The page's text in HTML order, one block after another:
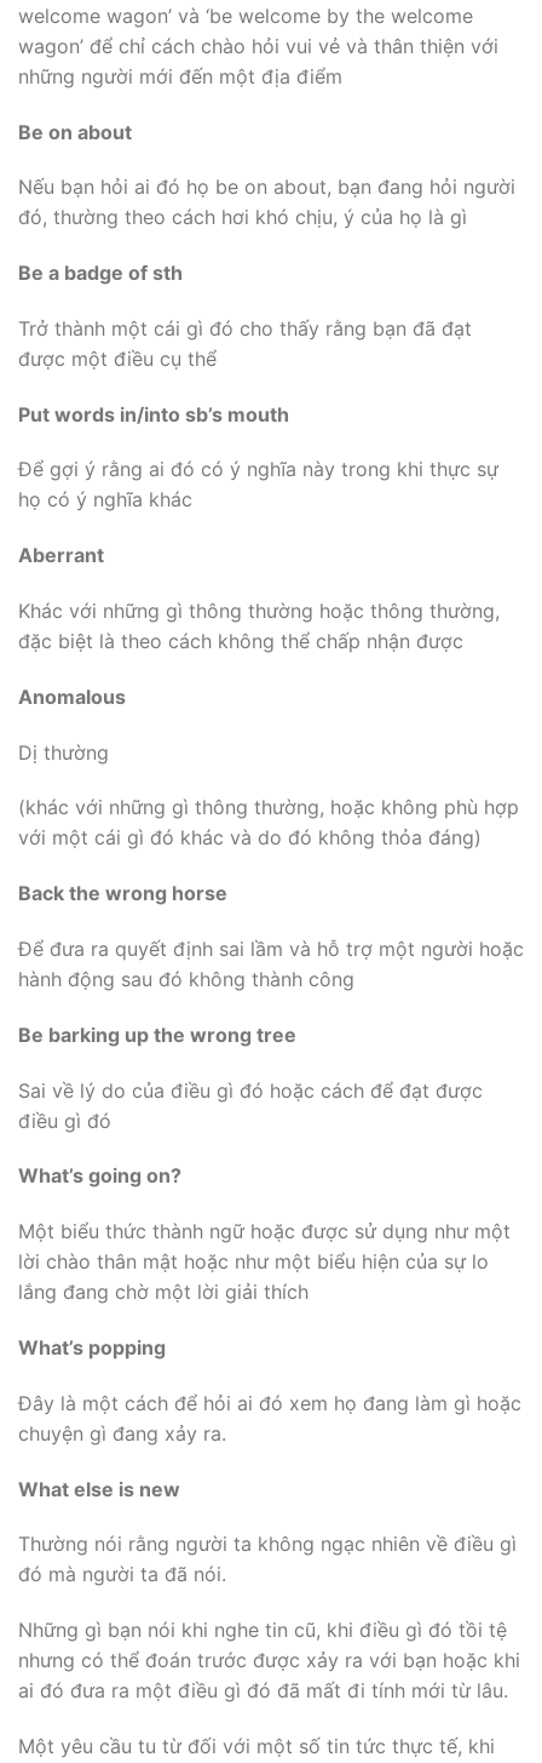
welcome wagon’ và ‘be welcome by the welcome
wagon’ để chỉ cách chào hỏi vui vẻ và thân thiện với
những người mới đến một địa điểm
Be on about
Nếu bạn hỏi ai đó họ be on about, bạn đang hỏi người
đó, thường theo cách hơi khó chịu, ý của họ là gì
Be a badge of sth
Trở thành một cái gì đó cho thấy rằng bạn đã đạt
được một điều cụ thể
Put words in/into sb’s mouth
Để gợi ý rằng ai đó có ý nghĩa này trong khi thực sự
họ có ý nghĩa khác
Aberrant
Khác với những gì thông thường hoặc thông thường,
đặc biệt là theo cách không thể chấp nhận được
Anomalous
Dị thường
(khác với những gì thông thường, hoặc không phù hợp
với một cái gì đó khác và do đó không thỏa đáng)
Back the wrong horse
Để đưa ra quyết định sai lầm và hỗ trợ một người hoặc
hành động sau đó không thành công
Be barking up the wrong tree
Sai về lý do của điều gì đó hoặc cách để đạt được
điều gì đó
What’s going on?
Một biểu thức thành ngữ hoặc được sử dụng như một
lời chào thân mật hoặc như một biểu hiện của sự lo
lắng đang chờ một lời giải thích
What’s popping
Đây là một cách để hỏi ai đó xem họ đang làm gì hoặc
chuyện gì đang xảy ra.
What else is new
Thường nói rằng người ta không ngạc nhiên về điều gì
đó mà người ta đã nói.
Những gì bạn nói khi nghe tin cũ, khi điều gì đó tồi tệ
nhưng có thể đoán trước được xảy ra với bạn hoặc khi
ai đó đưa ra một điều gì đó đã mất đi tính mới từ lâu.
Một yêu cầu tu từ đối với một số tin tức thực tế, khi